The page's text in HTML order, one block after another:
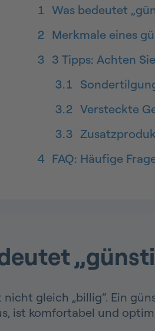
1 Was bedeutet
2 Merkmale eines
3 3 Tipps: Achten
3.1
3.2 Versteckte
3.3
4 FAQ: Häufige
nicht gleich „billig“. Ein
ist komfortabel und